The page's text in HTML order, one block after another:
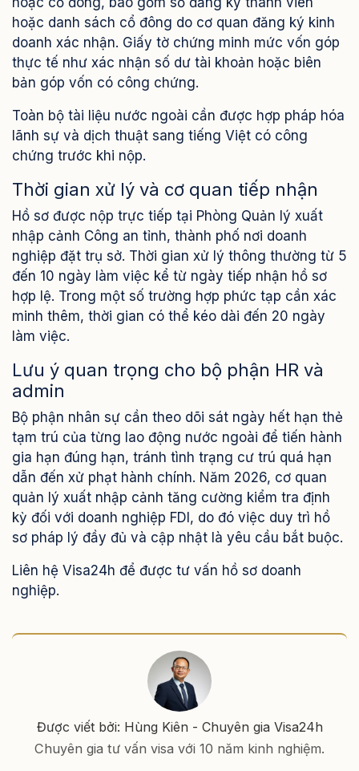
hoặc danh sách cổ đông do cơ quan đăng ký kinh
doanh xác nhận. Giấy tờ chứng minh mức vốn góp
thực tế như xác nhận số dư tài khoản hoặc biên
bản góp vốn có công chứng.
Toàn bộ tài liệu nước ngoài cần được hợp pháp hóa
lãnh sự và dịch thuật sang tiếng Việt có công
chứng trước khi nộp.
Thời gian xử lý và cơ quan tiếp nhận
Hồ sơ được nộp trực tiếp tại Phòng Quản lý xuất
nhập cảnh Công an tỉnh, thành phố nơi doanh
nghiệp đặt trụ sở. Thời gian xử lý thông thường từ 5
đến 10 ngày làm việc kể từ ngày tiếp nhận hồ sơ
hợp lệ. Trong một số trường hợp phức tạp cần xác
minh thêm, thời gian có thể kéo dài đến 20 ngày
làm việc.
Lưu ý quan trọng cho bộ phận HR và
admin
Bộ phận nhân sự cần theo dõi sát ngày hết hạn thẻ
tạm trú của từng lao động nước ngoài để tiến hành
gia hạn đúng hạn, tránh tình trạng cư trú quá hạn
dẫn đến xử phạt hành chính. Năm 2026, cơ quan
quản lý xuất nhập cảnh tăng cường kiểm tra định
kỳ đối với doanh nghiệp FDI, do đó việc duy trì hồ
sơ pháp lý đầy đủ và cập nhật là yêu cầu bắt buộc.
Liên hệ Visa24h để được tư vấn hồ sơ doanh
nghiệp.
Được viết bởi: Hùng Kiên - Chuyên gia Visa24h
Chuyên gia tư vấn visa với 10 năm kinh nghiệm.